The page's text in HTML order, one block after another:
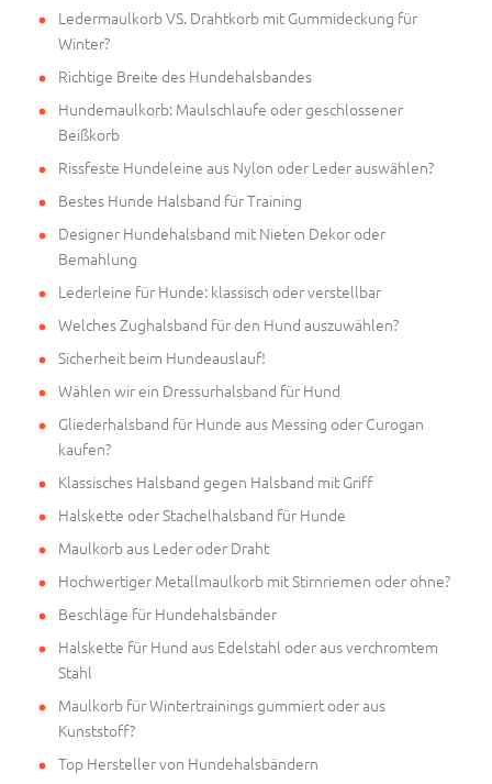
Ledermaulkorb VS. Drahtkorb mit Gummideckung für
Winter?
Richtige Breite des Hundehalsbandes
Hundemaulkorb: Maulschlaufe oder geschlossener
Beißkorb
Rissfeste Hundeleine aus Nylon oder Leder auswählen?
Bestes Hunde Halsband für Training
Designer Hundehalsband mit Nieten Dekor oder
Bemahlung
Lederleine für Hunde: klassisch oder verstellbar
Welches Zughalsband für den Hund auszuwählen?
Sicherheit beim Hundeauslauf!
Wählen wir ein Dressurhalsband für Hund
Gliederhalsband für Hunde aus Messing oder Curogan
kaufen?
Klassisches Halsband gegen Halsband mit Griff
Halskette oder Stachelhalsband für Hunde
Maulkorb aus Leder oder Draht
Hochwertiger Metallmaulkorb mit Stirnriemen oder ohne?
Beschläge für Hundehalsbänder
Halskette für Hund aus Edelstahl oder aus verchromtem
Stahl
Maulkorb für Wintertrainings gummiert oder aus
Kunststoff?
Top Hersteller von Hundehalsbändern